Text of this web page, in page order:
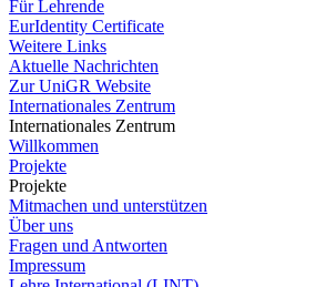
Für Lehrende
EurIdentity Certificate
Weitere Links
Aktuelle Nachrichten
Zur UniGR Website
Internationales Zentrum
Internationales Zentrum
Willkommen
Projekte
Projekte
Mitmachen und unterstützen
Über uns
Fragen und Antworten
Impressum